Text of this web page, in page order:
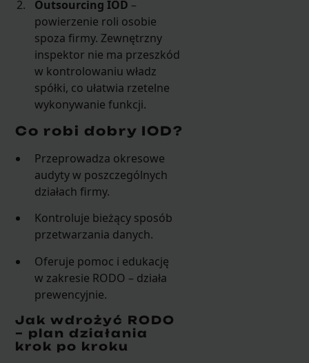
Outsourcing IOD –
powierzenie roli osobie
spoza firmy. Zewnętrzny
inspektor nie ma przeszkód
w kontrolowaniu władz
spółki, co ułatwia rzetelne
wykonywanie funkcji.
Co robi dobry IOD?
Przeprowadza okresowe
audyty w poszczególnych
działach firmy.
Kontroluje bieżący sposób
przetwarzania danych.
Oferuje pomoc i edukację
w zakresie RODO – działa
prewencyjnie.
Jak wdrożyć RODO
– plan działania
krok po kroku